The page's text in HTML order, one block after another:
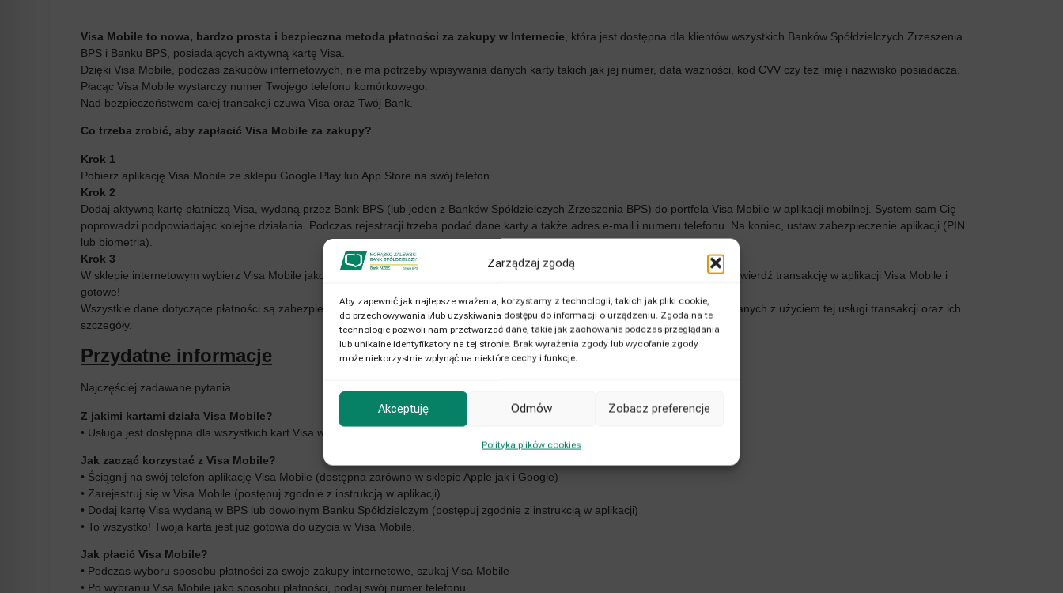
Zarządzaj zgodą
Aby zapewnić jak najlepsze wrażenia, korzystamy z technologii, takich jak pliki cookie,
do przechowywania i/lub uzyskiwania dostępu do informacji o urządzeniu. Zgoda na te
technologie pozwoli nam przetwarzać dane, takie jak zachowanie podczas przeglądania
lub unikalne identyfikatory na tej stronie. Brak wyrażenia zgody lub wycofanie zgody
może niekorzystnie wpłynąć na niektóre cechy i funkcje.
Akceptuję Odmów Zobacz preferencje
Polityka plików cookies
Visa Mobile to nowa, bardzo prosta i bezpieczna metoda płatności za zakupy w Internecie , która jest dostępna dla klientów wszystkich Banków Spółdzielczych Zrzeszenia
BPS i Banku BPS, posiadających aktywną kartę Visa.
Dzięki Visa Mobile, podczas zakupów internetowych, nie ma potrzeby wpisywania danych karty takich jak jej numer, data ważności, kod CVV czy też imię i nazwisko posiadacza.
Płacąc Visa Mobile wystarczy numer Twojego telefonu komórkowego.
Nad bezpieczeństwem całej transakcji czuwa Visa oraz Twój Bank.
Co trzeba zrobić, aby zapłacić Visa Mobile za zakupy?
Krok 1
Pobierz aplikację Visa Mobile ze sklepu Google Play lub App Store na swój telefon.
Krok 2
Dodaj aktywną kartę płatniczą Visa, wydaną przez Bank BPS (lub jeden z Banków Spółdzielczych Zrzeszenia BPS) do portfela Visa Mobile w aplikacji mobilnej. System sam Cię
poprowadzi podpowiadając kolejne działania. Podczas rejestracji trzeba podać dane karty a także adres e-mail i numeru telefonu. Na koniec, ustaw zabezpieczenie aplikacji (PIN
lub biometria).
Krok 3
W sklepie internetowym wybierz Visa Mobile jako metodę płatności, a następnie wpisz we wskazanym polu swój numer telefonu. Potwierdź transakcję w aplikacji Visa Mobile i
gotowe!
Wszystkie dane dotyczące płatności są zabezpieczone w systemach Visa. W aplikacji Visa Mobile znajdziesz również historię dokonanych z użyciem tej usługi transakcji oraz ich
szczegóły.
Przydatne informacje
Najczęściej zadawane pytania
Z jakimi kartami działa Visa Mobile?
• Usługa jest dostępna dla wszystkich kart Visa wydawanych w Zrzeszeniu
Jak zacząć korzystać z Visa Mobile?
• Ściągnij na swój telefon aplikację Visa Mobile (dostępna zarówno w sklepie Apple jak i Google)
• Zarejestruj się w Visa Mobile (postępuj zgodnie z instrukcją w aplikacji)
• Dodaj kartę Visa wydaną w BPS lub dowolnym Banku Spółdzielczym (postępuj zgodnie z instrukcją w aplikacji)
• To wszystko! Twoja karta jest już gotowa do użycia w Visa Mobile.
Jak płacić Visa Mobile?
• Podczas wyboru sposobu płatności za swoje zakupy internetowe, szukaj Visa Mobile
• Po wybraniu Visa Mobile jako sposobu płatności, podaj swój numer telefonu